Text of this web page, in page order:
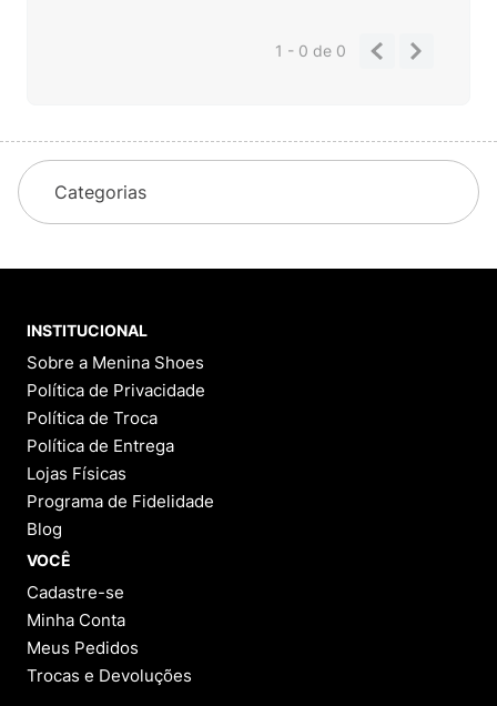
1 - 0de 0
Categorias
INSTITUCIONAL
Sobre a Menina Shoes
Política de Privacidade
Política de Troca
Política de Entrega
Lojas Físicas
Programa de Fidelidade
Blog
VOCÊ
Cadastre-se
Minha Conta
Meus Pedidos
Trocas e Devoluções